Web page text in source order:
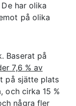
har olika
på olika
Baserat på
7,6 % av
på sjätte plats
och cirka 15 %
några fler